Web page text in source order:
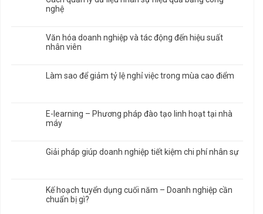
nghệ
Văn hóa doanh nghiệp và tác động đến hiệu suất
nhân viên
Làm sao để giảm tỷ lệ nghỉ việc trong mùa cao điểm
E-learning – Phương pháp đào tạo linh hoạt tại nhà
máy
Giải pháp giúp doanh nghiệp tiết kiệm chi phí nhân sự
Kế hoạch tuyển dụng cuối năm – Doanh nghiệp cần
chuẩn bị gì?